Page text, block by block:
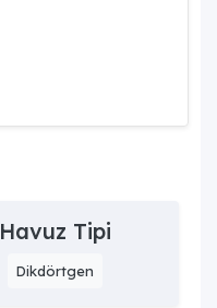
Havuz Tipi
Dikdörtgen